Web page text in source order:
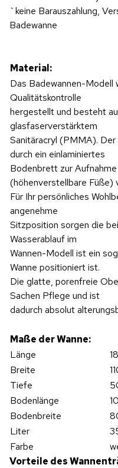
`keine Barauszahlung,
Badewanne
Material:
Das Badewannen-
Qualitätskontrolle
hergestellt und besteht
glasfaserverstärktem
Sanitäracryl (PMMA).
durch ein einlaminiertes
Bodenbrett zur
(höhenverstellbare Füße)
Für Ihr persönliches
angenehme
Sitzposition sorgen die
Wasserablauf im
Wannen-Modell ist ein
Wanne positioniert ist.
Die glatte, porenfreie
Sachen Pflege und ist
dadurch absolut
Maße der Wanne:
Länge
Breite
Tiefe
Bodenlänge
Bodenbreite
Liter
Farbe
Vorteile des